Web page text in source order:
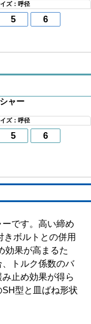
ズ：呼径
5
6
ャー
ズ：呼径
5
6
です。高い締め
きボルトとの併用
効果が高まるた
トルク係数のバ
止め効果が得ら
型と皿ばね形状